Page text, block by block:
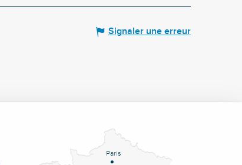
Signaler une erreur
Paris